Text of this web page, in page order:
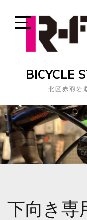
Open
Sidebar
BICYCLE
北区赤羽岩
下向き専